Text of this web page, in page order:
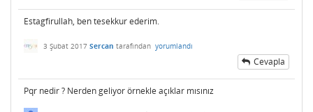
Estagfirullah, ben tesekkur ederim.
3 Şubat 2017 Sercan tarafından yorumlandı
Cevapla
Pqr nedir ? Nerden geliyor örnekle açıklar mısınız